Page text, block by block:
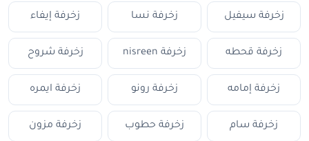
زخرفة سيفيل زخرفة نسا زخرفة إيفاء
زخرفة قحطه زخرفة nisreen زخرفة شروح
زخرفة إمامه زخرفة رونو زخرفة ايمره
زخرفة سام زخرفة حطوب زخرفة مزون